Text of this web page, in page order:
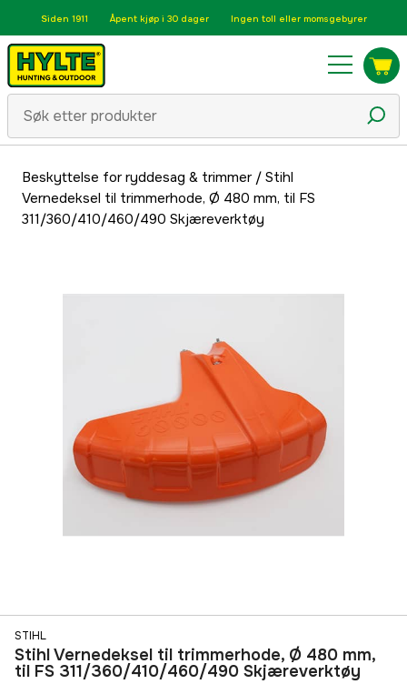
Siden 1911 Åpent kjøp i 30 dager Ingen toll eller momsgebyrer
Beskyttelse for ryddesag & trimmer/ Stihl
Vernedeksel til trimmerhode, Ø 480 mm, til FS
311/360/410/460/490 Skjæreverktøy
STIHL
Stihl Vernedeksel til trimmerhode, Ø 480 mm,
til FS 311/360/410/460/490 Skjæreverktøy